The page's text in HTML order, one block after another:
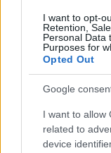
I want to opt-
Retention,
Personal Data
Purposes for
Opted Out
Google
I want to allow
related to
device